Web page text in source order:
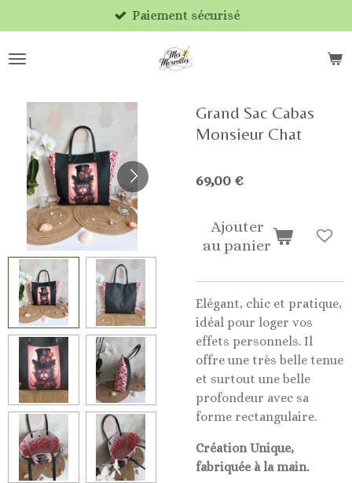
au
contenu
Paiement sécurisé
Grand Sac Cabas
Monsieur Chat
69,00 €
Ajouter
au panier
Elégant, chic et pratique,
idéal pour loger vos
effets personnels. Il
offre une très belle tenue
et surtout une belle
profondeur avec sa
forme rectangulaire.
Création Unique,
fabriquée à la main.